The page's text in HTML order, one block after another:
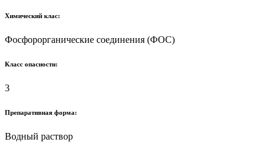
Химический клас:
Фосфорорганические соединения (ФОС)
Класс опасности:
3
Препаративная форма:
Водный раствор